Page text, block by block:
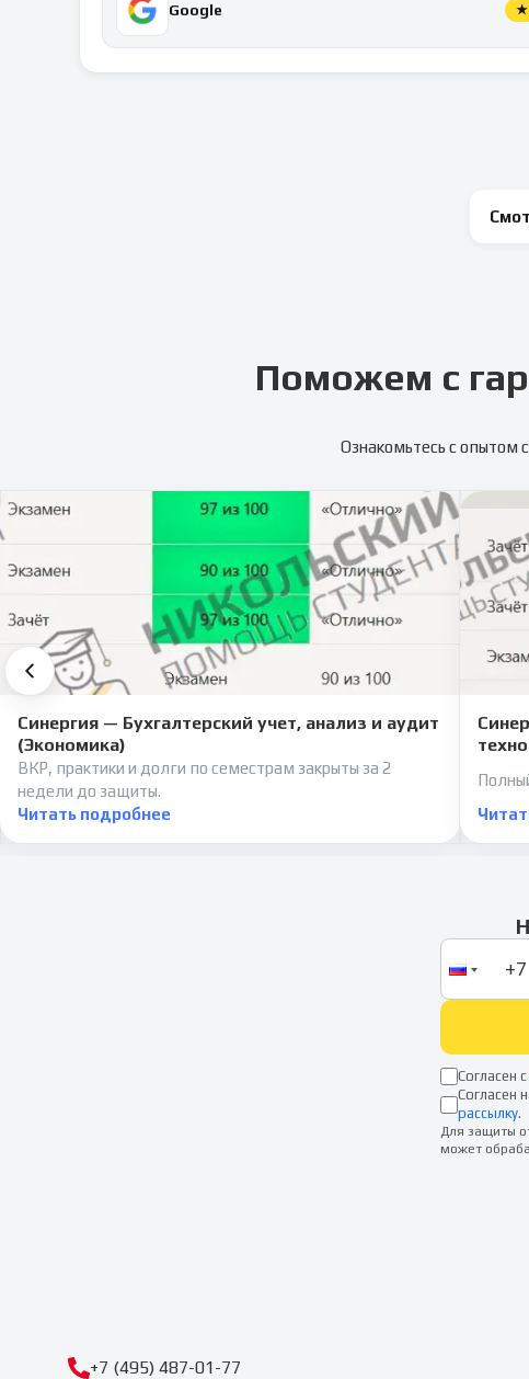
Google ★
Поможем с
Ознакомьтесь с опытом
Синергия — Бухгалтерский учет, анализ и аудит
(Экономика)
ВКР, практики и долги по семестрам закрыты за 2
недели до защиты.
Читать подробнее
Согласен с
Согласен
рассылку.
Для защиты
может
+7 (495) 487-01-77